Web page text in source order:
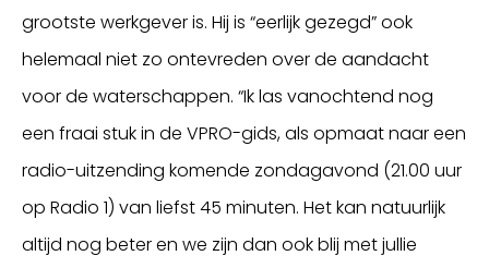
grootste werkgever is. Hij is “eerlijk gezegd” ook
helemaal niet zo ontevreden over de aandacht
voor de waterschappen. “Ik las vanochtend nog
een fraai stuk in de VPRO-gids, als opmaat naar een
radio-uitzending komende zondagavond (21.00 uur
op Radio 1) van liefst 45 minuten. Het kan natuurlijk
altijd nog beter en we zijn dan ook blij met jullie